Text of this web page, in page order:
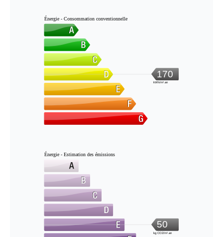
Énergie - Consommation conventionnelle
170
kWh/m².an
Énergie - Estimation des émissions
50
kg CO2/m².an